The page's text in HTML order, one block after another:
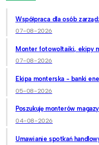
Współpraca dla osób
07-08-2026
Monter fotowoltaiki, ekipy
07-08-2026
Ekipa monterska - banki
05-08-2026
Poszukuję monterów
04-08-2026
Umawianie spotkań